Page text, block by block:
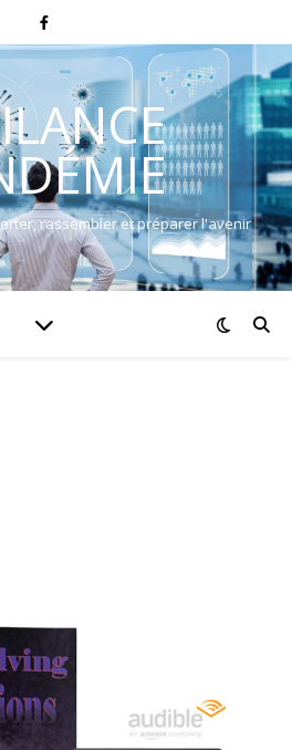
rassembler et préparer l'avenir